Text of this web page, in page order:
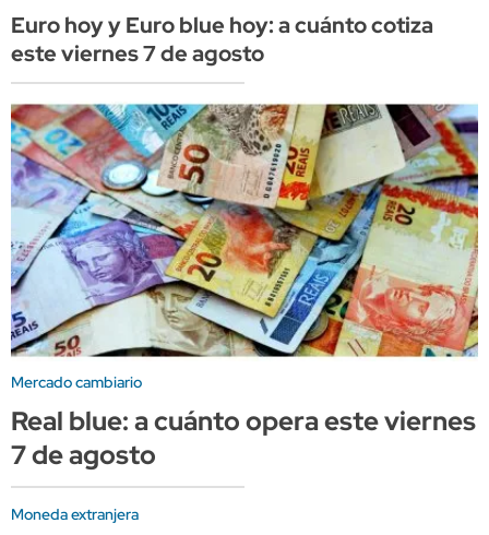
Euro hoy y Euro blue hoy: a cuánto cotiza
este viernes 7 de agosto
Mercado cambiario
Real blue: a cuánto opera este viernes
7 de agosto
Moneda extranjera